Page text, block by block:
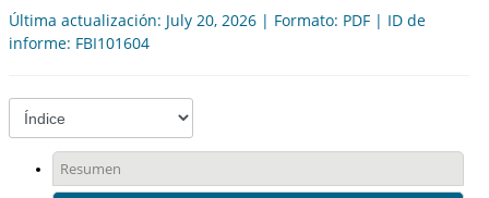
Última actualización: July 20, 2026 | Formato: PDF | ID de
informe: FBI101604
Resumen